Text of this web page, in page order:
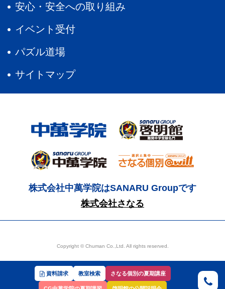
資料請求 教室検索 さなる個別の夏期講座
安心・安全への取り組み
イベント受付
パズル道場
サイトマップ
株式会社中萬学院はSANARU Groupです
株式会社さなる
Copyright © Chuman Co.,Ltd. All rights reserved.